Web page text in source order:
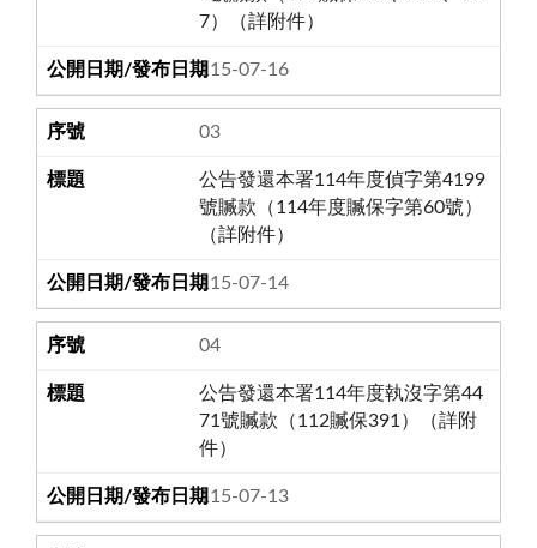
7）（詳附件）
115-07-16
03
公告發還本署114年度偵字第4199
號贓款（114年度贓保字第60號）
（詳附件）
115-07-14
04
公告發還本署114年度執沒字第44
71號贓款（112贓保391）（詳附
件）
115-07-13